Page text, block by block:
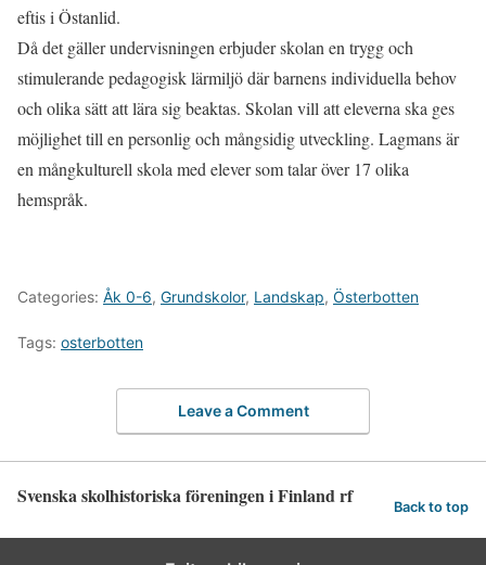
eftis i Östanlid.
Då det gäller undervisningen erbjuder skolan en trygg och
stimulerande pedagogisk lärmiljö där barnens individuella behov
och olika sätt att lära sig beaktas. Skolan vill att eleverna ska ges
möjlighet till en personlig och mångsidig utveckling. Lagmans är
en mångkulturell skola med elever som talar över 17 olika
hemspråk.
Categories: Åk 0-6, Grundskolor, Landskap, Österbotten
Tags: osterbotten
Leave a Comment
Svenska skolhistoriska föreningen i Finland rf Back to top